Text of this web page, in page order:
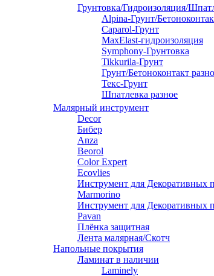
Грунтовка/Гидроизоляция/
Alpina-Грунт/
Caparol-Грунт
MaxElast-гидроизоляция
Symphony-Грунтовка
Tikkurila-Грунт
Грунт/Бетоноконтакт
Текс-Грунт
Шпатлевка разное
Малярный инструмент
Decor
Бибер
Anza
Beorol
Color Expert
Ecovlies
Инструмент для Декоративных
Marmorino
Инструмент для Декоративных
Pavan
Плёнка защитная
Лента малярная/Скотч
Напольные покрытия
Ламинат в наличии
Laminely